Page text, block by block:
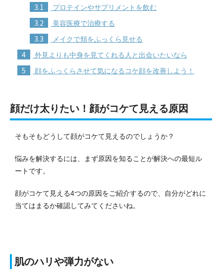
3.1 プロテインやサプリメントを飲む
3.2 美容医療で治療する
3.3 メイクで頬をふっくら見せる
4 外見よりも中身を見てくれる人と出会いたいなら
5 顔をふっくらさせて気になるコケ顔を改善しよう！
顔だけ太りたい！顔がコケて見える原因
そもそもどうして顔がコケて見えるのでしょうか？
悩みを解決するには、まず原因を知ることが解決への最短ル
ートです。
顔がコケて見える4つの原因をご紹介するので、自分がどれに
当てはまるか確認してみてくださいね。
肌のハリや弾力がない